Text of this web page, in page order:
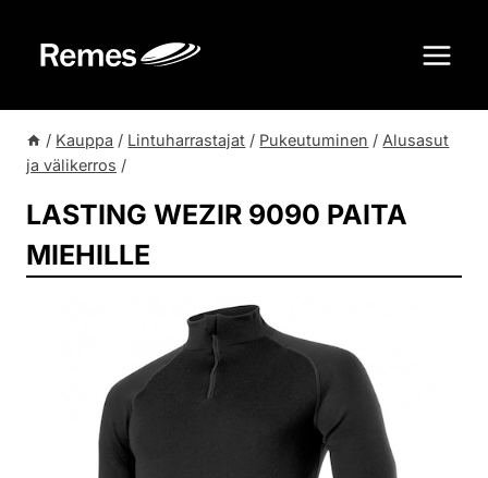
sisältöön
/ Kauppa / Lintuharrastajat / Pukeutuminen / Alusasut
ja välikerros /
LASTING WEZIR 9090 PAITA
MIEHILLE